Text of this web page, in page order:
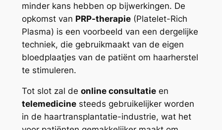
minder kans hebben op bijwerkingen. De
opkomst van PRP-therapie(Platelet-Rich
Plasma) is een voorbeeld van een dergelijke
techniek, die gebruikmaakt van de eigen
bloedplaatjes van de patiënt om haarherstel
te stimuleren.
Tot slot zal de online consultatieen
telemedicinesteeds gebruikelijker worden
in de haartransplantatie-industrie, wat het